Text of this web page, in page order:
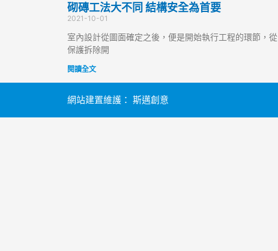
砌磚工法大不同 結構安全為首要
2021-10-01
室內設計從圖面確定之後，便是開始執行工程的環節，從
保護拆除開
閱讀全文
網站建置維護： 斯邁創意